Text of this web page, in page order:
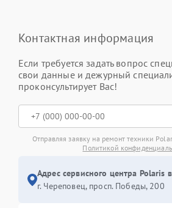
Контактная информация
Если требуется задать вопрос
свои данные и дежурный
проконсультирует Вас!
Отправляя заявку на ремонт техники
Политикой
Адрес сервисного центра Polaris
г. Череповец, просп. Победы, 200